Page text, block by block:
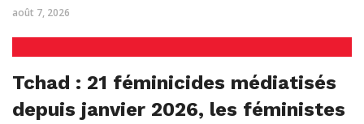
août 7, 2026
Tchad : 21 féminicides médiatisés
depuis janvier 2026, les féministes